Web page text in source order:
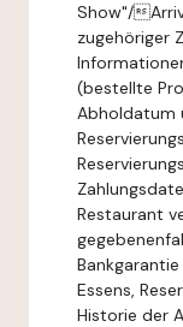
Show"/
zugehöriger
(bestellte
Abholdatum
Restaurant
Essens,
Historie der